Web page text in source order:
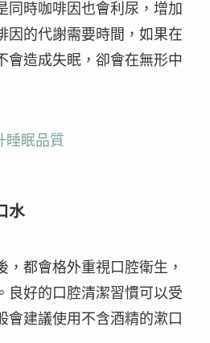
同時咖啡因也會利尿 ，增加
因的代謝需要時間，如果在
會造成失眠，卻會在無形中
睡眠品質
水
，都會格外重視口腔衛生，
良好的口腔清潔習慣可以受
會建議使用不含酒精的漱口